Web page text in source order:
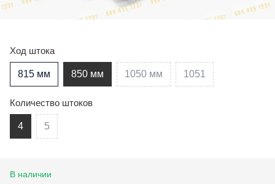
Ход штока
815 мм 850 мм 1050 мм 1051
Количество штоков
4 5
В наличии